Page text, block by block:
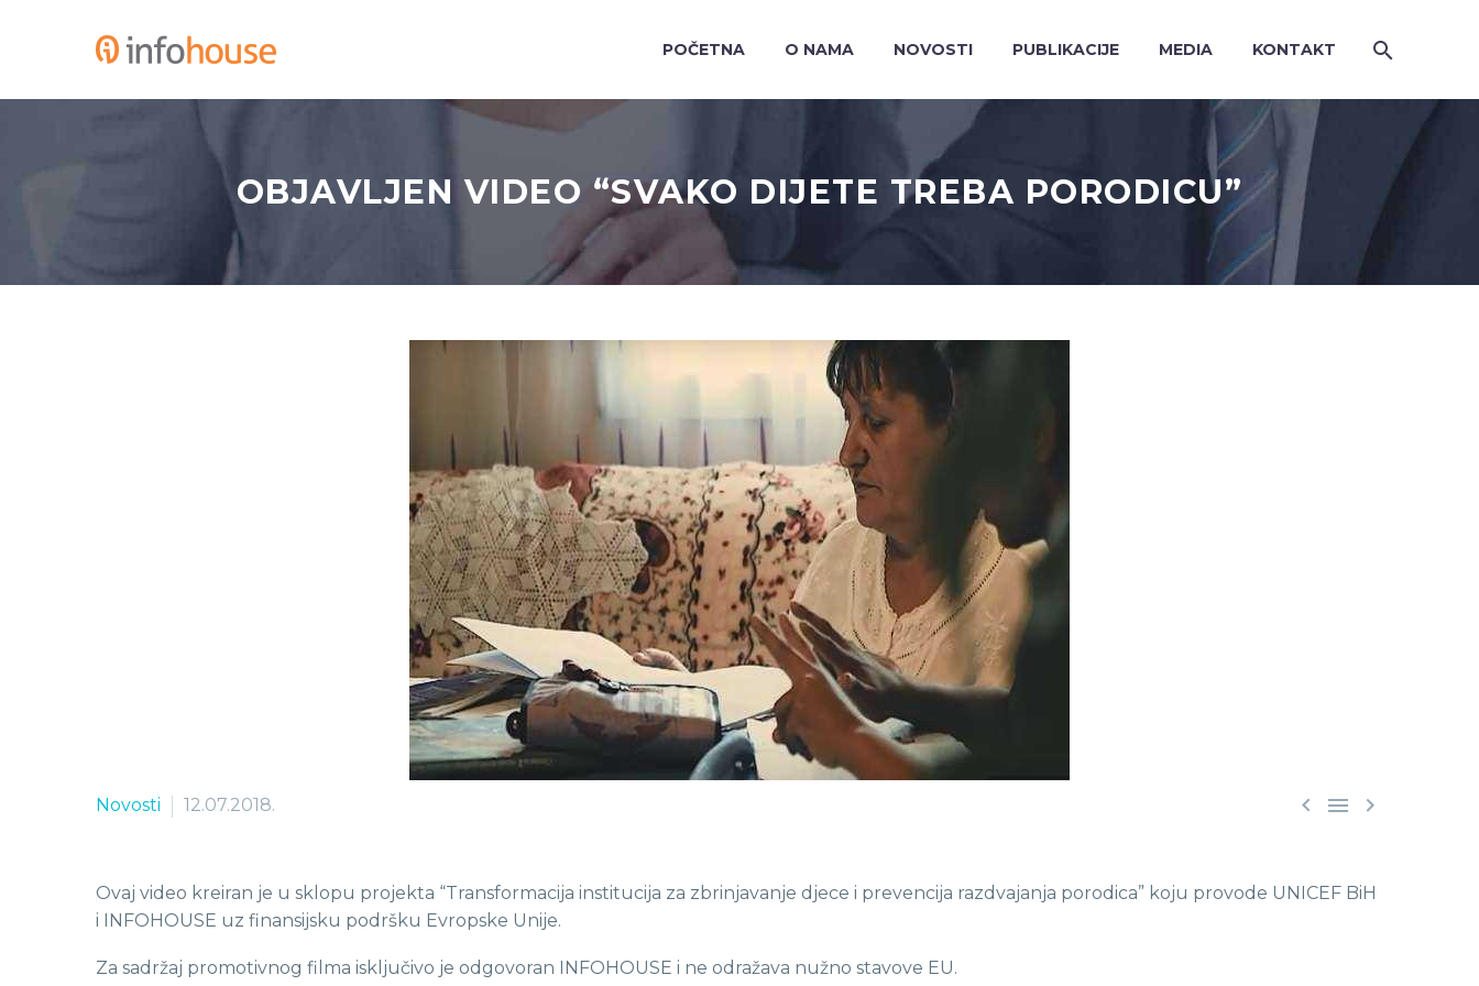
POČETNA O NAMA NOVOSTI PUBLIKACIJE MEDIA KONTAKT
OBJAVLJEN VIDEO “SVAKO DIJETE TREBA PORODICU”
  
Novosti 12.07.2018.
Ovaj video kreiran je u sklopu projekta “Transformacija institucija za zbrinjavanje djece i prevencija razdvajanja porodica” koju provode UNICEF BiH
i INFOHOUSE uz finansijsku podršku Evropske Unije.
Za sadržaj promotivnog filma isključivo je odgovoran INFOHOUSE i ne odražava nužno stavove EU.